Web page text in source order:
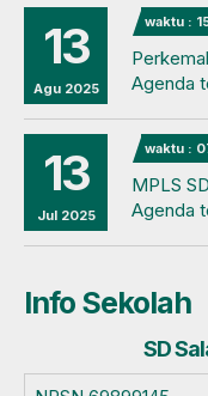
13
Agu 2025
waktu :
Agenda
13
Jul 2025
waktu :
MPLS
Agenda
Info Sekolah
SD